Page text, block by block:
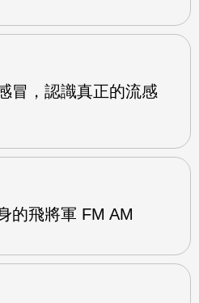
冒，認識真正的流感
的飛將軍 FM AM